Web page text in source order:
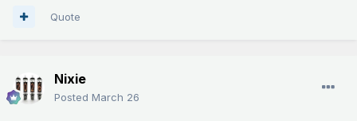
Quote
Nixie
Posted March 26